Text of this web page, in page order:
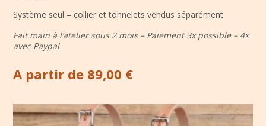
Système seul – collier et tonnelets vendus séparément
Fait main à l’atelier sous 2 mois – Paiement 3x possible – 4x
avec Paypal
A partir de 89,00 €